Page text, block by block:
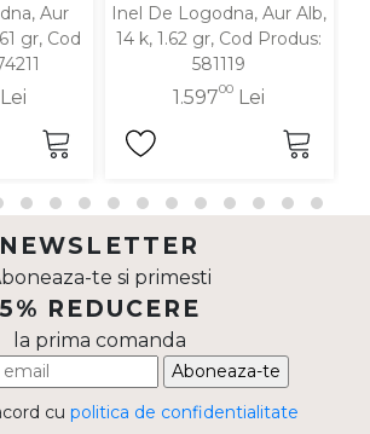
Aur
gr, Cod
Lei
Inel De Logodna, Aur Alb,
14 k, 1.62 gr, Cod Produs:
581119
1.59700 Lei
NEWSLETTER
te si primesti
5% REDUCERE
la prima comanda
Aboneaza-te
cu politica de confidentialitate